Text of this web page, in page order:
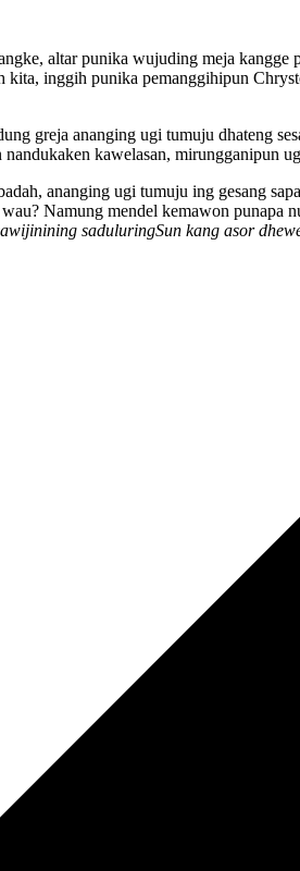
altar punika wujuding meja kangge
inggih punika pemanggihipun
greja ananging ugi tumuju dhateng
kawelasan, mirungganipun
ananging ugi tumuju ing gesang
Namung mendel kemawon
saduluringSun kang asor